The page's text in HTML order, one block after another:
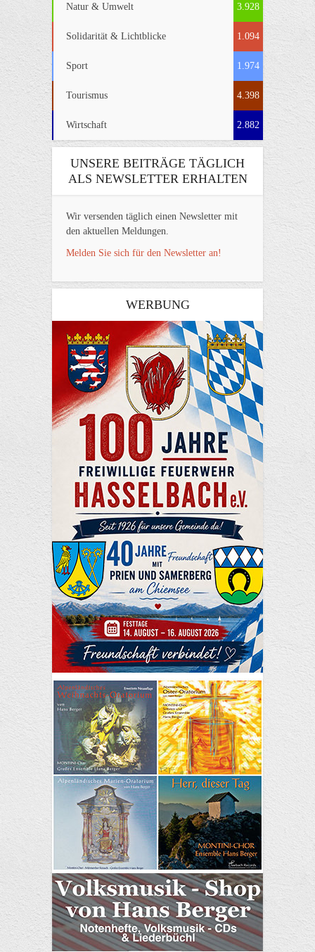
Natur & Umwelt 3.928
Solidarität & Lichtblicke 1.094
Sport 1.974
Tourismus 4.398
Wirtschaft 2.882
UNSERE BEITRÄGE TÄGLICH
ALS NEWSLETTER ERHALTEN
Wir versenden täglich einen Newsletter mit
den aktuellen Meldungen.
Melden Sie sich für den Newsletter an!
WERBUNG